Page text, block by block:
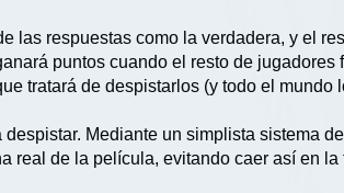
las respuestas como la verdadera, y el
puntos cuando el resto de
tratará de despistarlos (y todo el mundo
Mediante un simplista sistema
de la película, evitando caer así en